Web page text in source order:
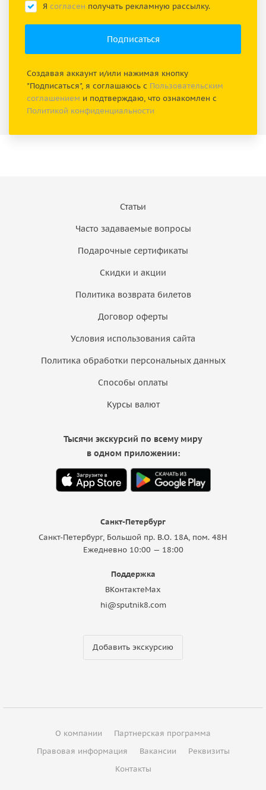
Я согласен получать рекламную рассылку.
Создавая аккаунт и/или нажимая кнопку
"Подписаться", я соглашаюсь с Пользовательским
соглашением и подтверждаю, что ознакомлен с
Политикой конфиденциальности
Статьи
Часто задаваемые вопросы
Подарочные сертификаты
Скидки и акции
Политика возврата билетов
Договор оферты
Условия использования сайта
Политика обработки персональных данных
Способы оплаты
Курсы валют
Санкт-Петербург
Санкт-Петербург, Большой пр. В.О. 18A, пом. 48Н
Ежедневно 10:00 — 18:00
Поддержка
ВКонтактеMax
hi@sputnik8.com
Добавить экскурсию
Тысячи экскурсий по всему миру
в одном приложении:
О компании
Партнерская программа
Правовая информация
Вакансии
Реквизиты
Контакты